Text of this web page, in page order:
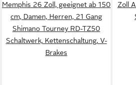
Memphis 26 Zoll, geeignet ab 150
cm, Damen, Herren, 21 Gang
Shimano Tourney RD-TZ50
Schaltwerk, Kettenschaltung, V-
Brakes
Zoll